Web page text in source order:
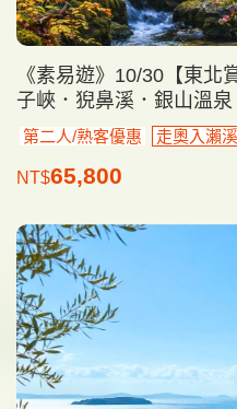
《素易遊》10/30【東北
子峽．猊鼻溪．銀山溫
第二人/熟客優惠 走奧入瀨
NT$65,800